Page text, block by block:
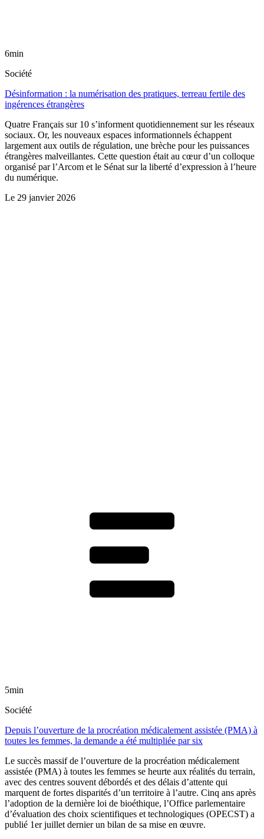
6min
Société
Désinformation : la numérisation des pratiques, terreau fertile des
ingérences étrangères
Quatre Français sur 10 s’informent quotidiennement sur les réseaux
sociaux. Or, les nouveaux espaces informationnels échappent
largement aux outils de régulation, une brèche pour les puissances
étrangères malveillantes. Cette question était au cœur d’un colloque
organisé par l’Arcom et le Sénat sur la liberté d’expression à l’heure
du numérique.
Le 29 janvier 2026
5min
Société
Depuis l’ouverture de la procréation médicalement assistée (PMA) à
toutes les femmes, la demande a été multipliée par six
Le succès massif de l’ouverture de la procréation médicalement
assistée (PMA) à toutes les femmes se heurte aux réalités du terrain,
avec des centres souvent débordés et des délais d’attente qui
marquent de fortes disparités d’un territoire à l’autre. Cinq ans après
l’adoption de la dernière loi de bioéthique, l’Office parlementaire
d’évaluation des choix scientifiques et technologiques (OPECST) a
publié 1er juillet dernier un bilan de sa mise en œuvre.